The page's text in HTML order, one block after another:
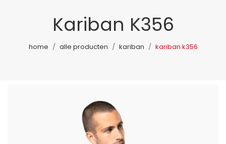
Kariban K356
home alle producten kariban kariban k356